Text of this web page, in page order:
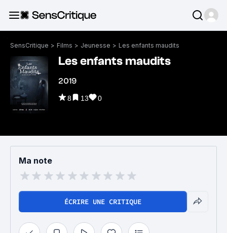
SensCritique > Films > Jeunesse > Les enfants maudits
Les enfants maudits
2019
8 13 0
Ma note
ÉCRIRE UNE CRITIQUE